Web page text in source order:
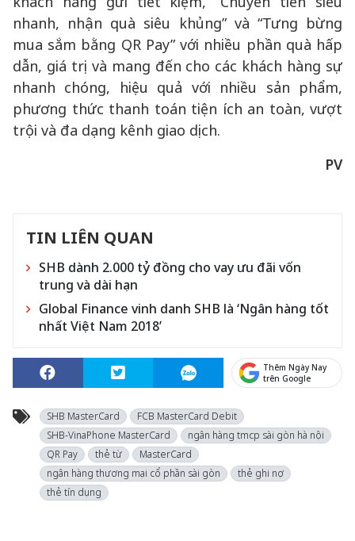
nhanh, nhận quà siêu khủng” và “Tưng bừng
mua sắm bằng QR Pay” với nhiều phần quà hấp
dẫn, giá trị và mang đến cho các khách hàng sự
nhanh chóng, hiệu quả với nhiều sản phẩm,
phương thức thanh toán tiện ích an toàn, vượt
trội và đa dạng kênh giao dịch.
PV
TIN LIÊN QUAN
SHB dành 2.000 tỷ đồng cho vay ưu đãi vốn
trung và dài hạn
Global Finance vinh danh SHB là ‘Ngân hàng tốt
nhất Việt Nam 2018’
Thêm Ngày Nay
trên Google
SHB MasterCard
FCB MasterCard Debit
SHB-VinaPhone MasterCard
ngân hàng tmcp sài gòn hà nội
QR Pay
thẻ từ
MasterCard
ngân hàng thương mại cổ phần sài gòn
thẻ ghi nợ
thẻ tín dụng